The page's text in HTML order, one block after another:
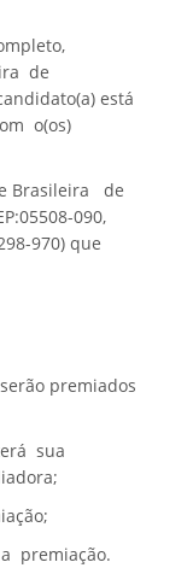
de
está
o(os)
Brasileira de
090,
970) que
premiados
sua
;
premiação.